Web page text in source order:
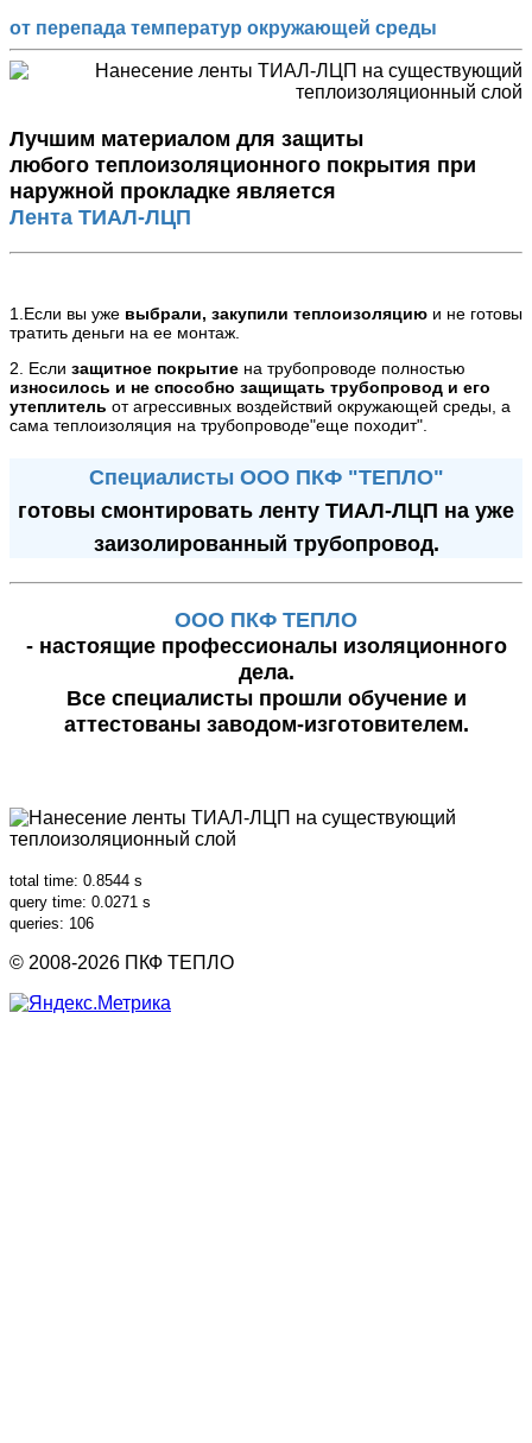
от перепада температур окружающей среды
Лучшим материалом для защиты
любого теплоизоляционного покрытия при
наружной прокладке является
Лента ТИАЛ-ЛЦП
1.Если вы уже выбрали, закупили теплоизоляцию и не готовы
тратить деньги на ее монтаж.
2. Если защитное покрытие на трубопроводе полностью
износилось и не способно защищать трубопровод и его
утеплитель от агрессивных воздействий окружающей среды, а
сама теплоизоляция на трубопроводе"еще походит".
Специалисты ООО ПКФ "ТЕПЛО"
готовы смонтировать ленту ТИАЛ-ЛЦП на уже
заизолированный трубопровод.
ООО ПКФ ТЕПЛО
- настоящие профессионалы изоляционного
дела.
Все специалисты прошли обучение и
аттестованы заводом-изготовителем.
total time: 0.8544 s
query time: 0.0271 s
queries: 106
© 2008-2026 ПКФ ТЕПЛО